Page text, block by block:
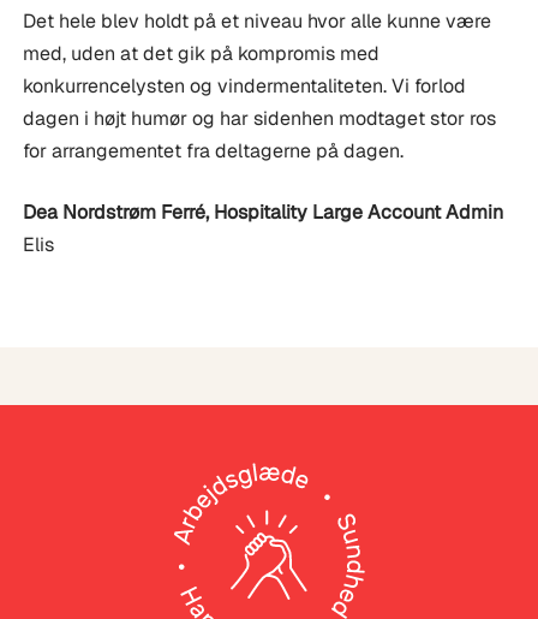
Det hele blev holdt på et niveau hvor alle kunne være
med, uden at det gik på kompromis med
konkurrencelysten og vindermentaliteten. Vi forlod
dagen i højt humør og har sidenhen modtaget stor ros
for arrangementet fra deltagerne på dagen.
Dea Nordstrøm Ferré,Hospitality Large Account Admin
Elis